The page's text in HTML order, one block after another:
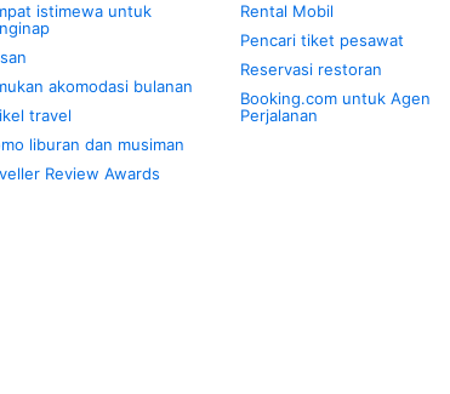
istimewa untuk
akomodasi bulanan
travel
liburan dan musiman
Review Awards
Rental Mobil
Pencari tiket pesawat
Reservasi restoran
Booking.com untuk Agen
Perjalanan